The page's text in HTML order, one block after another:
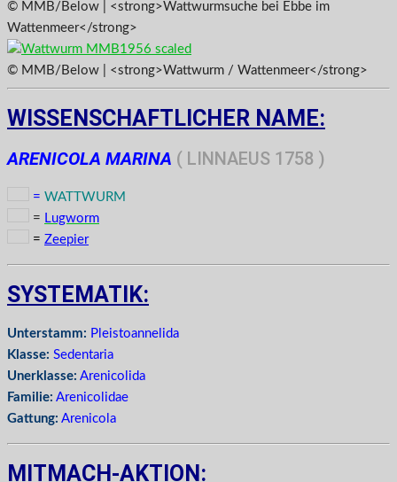
© MMB/Below | <strong>Wattwurmsuche bei Ebbe im
Wattenmeer</strong>
© MMB/Below | <strong>Wattwurm / Wattenmeer</strong>
WISSENSCHAFTLICHER NAME:
ARENICOLA MARINA ( LINNAEUS 1758 )
= WATTWURM
= Lugworm
= Zeepier
SYSTEMATIK:
Unterstamm: Pleistoannelida
Klasse: Sedentaria
Unerklasse: Arenicolida
Familie: Arenicolidae
Gattung: Arenicola
MITMACH-AKTION: